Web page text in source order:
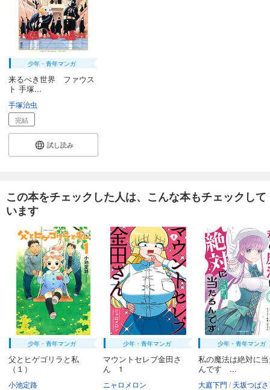
少年・青年マンガ
来るべき世界 ファウス
ト 手塚...
手塚治虫
完結
試し読み
この本をチェックした人は、こんな本もチェックして
います
少年・青年マンガ
父とヒゲゴリラと私
（１）
小池定路
少年・青年マンガ
マウントセレブ金田さ
ん 1
ニャロメロン
少年・青年マンガ
私の魔法は絶対に
んです ...
大庭下門 天坂つばさ